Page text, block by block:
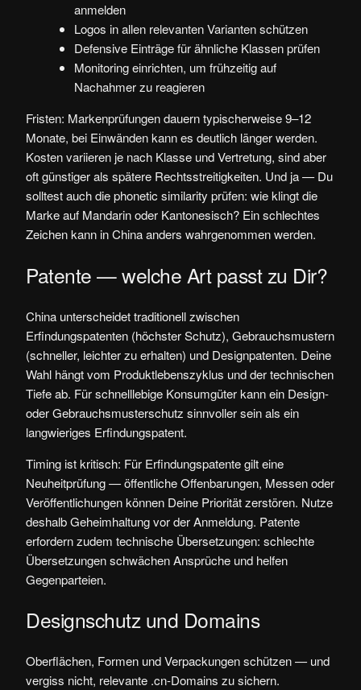
anmelden
Logos in allen relevanten Varianten schützen
Defensive Einträge für ähnliche Klassen prüfen
Monitoring einrichten, um frühzeitig auf
Nachahmer zu reagieren
Fristen: Markenprüfungen dauern typischerweise 9–12
Monate, bei Einwänden kann es deutlich länger werden.
Kosten variieren je nach Klasse und Vertretung, sind aber
oft günstiger als spätere Rechtsstreitigkeiten. Und ja — Du
solltest auch die phonetic similarity prüfen: wie klingt die
Marke auf Mandarin oder Kantonesisch? Ein schlechtes
Zeichen kann in China anders wahrgenommen werden.
Patente — welche Art passt zu Dir?
China unterscheidet traditionell zwischen
Erfindungspatenten (höchster Schutz), Gebrauchsmustern
(schneller, leichter zu erhalten) und Designpatenten. Deine
Wahl hängt vom Produktlebenszyklus und der technischen
Tiefe ab. Für schnelllebige Konsumgüter kann ein Design-
oder Gebrauchsmusterschutz sinnvoller sein als ein
langwieriges Erfindungspatent.
Timing ist kritisch: Für Erfindungspatente gilt eine
Neuheitprüfung — öffentliche Offenbarungen, Messen oder
Veröffentlichungen können Deine Priorität zerstören. Nutze
deshalb Geheimhaltung vor der Anmeldung. Patente
erfordern zudem technische Übersetzungen: schlechte
Übersetzungen schwächen Ansprüche und helfen
Gegenparteien.
Designschutz und Domains
Oberflächen, Formen und Verpackungen schützen — und
vergiss nicht, relevante .cn-Domains zu sichern.